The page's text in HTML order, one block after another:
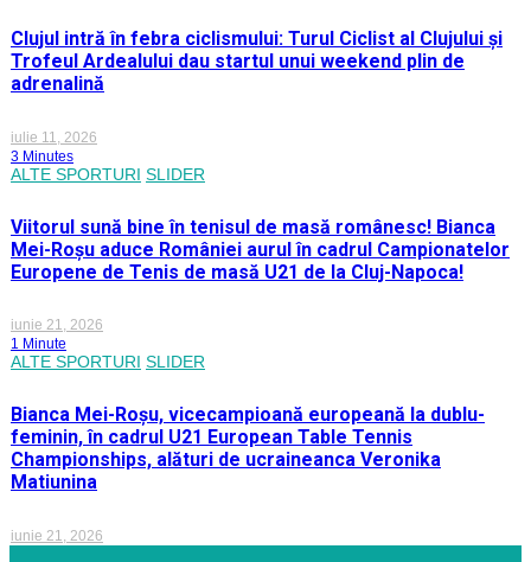
Clujul intră în febra ciclismului: Turul Ciclist al Clujului și
Trofeul Ardealului dau startul unui weekend plin de
adrenalină
iulie 11, 2026
3 Minutes
ALTE SPORTURI SLIDER
Viitorul sună bine în tenisul de masă românesc! Bianca
Mei-Roșu aduce României aurul în cadrul Campionatelor
Europene de Tenis de masă U21 de la Cluj-Napoca!
iunie 21, 2026
1 Minute
ALTE SPORTURI SLIDER
Bianca Mei-Roșu, vicecampioană europeană la dublu-
feminin, în cadrul U21 European Table Tennis
Championships, alături de ucraineanca Veronika
Matiunina
iunie 21, 2026